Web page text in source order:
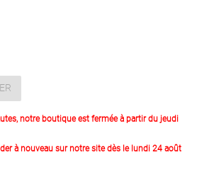
notre boutique est fermée à partir du jeudi
à nouveau sur notre site dès le lundi 24 août